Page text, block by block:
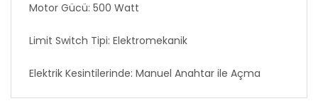
Motor Gücü: 500 Watt
Limit Switch Tipi: Elektromekanik
Elektrik Kesintilerinde: Manuel Anahtar ile Açma